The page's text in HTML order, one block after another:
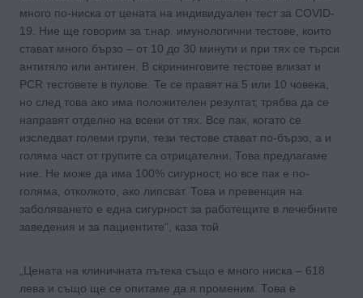
много по-ниска от цената на индивидуален тест за COVID-
19. Ние ще говорим за т.нар. имунологични тестове, които
стават много бързо – от 10 до 30 минути и при тях се търси
антитяло или антиген. В скрининговите тестове влизат и
PCR тестовете в пулове. Те се правят на 5 или 10 човека,
но след това ако има положителен резултат, трябва да се
направят отделно на всеки от тях. Все пак, когато се
изследват големи групи, тези тестове стават по-бързо, а и
голяма част от групите са отрицателни. Това предлагаме
ние. Не може да има 100% сигурност, но все пак е по-
голяма, отколкото, ако липсват. Това и превенция на
заболяването е една сигурност за работещите в лечебните
заведения и за пациентите“, каза той.
„Цената на клиничната пътека също е много ниска – 618
лева и също ще се опитаме да я променим. Това е